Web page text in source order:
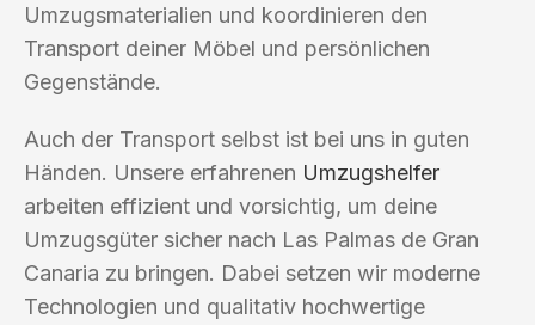
Umzugsmaterialien und koordinieren den
Transport deiner Möbel und persönlichen
Gegenstände.
Auch der Transport selbst ist bei uns in guten
Händen. Unsere erfahrenen Umzugshelfer
arbeiten effizient und vorsichtig, um deine
Umzugsgüter sicher nach Las Palmas de Gran
Canaria zu bringen. Dabei setzen wir moderne
Technologien und qualitativ hochwertige